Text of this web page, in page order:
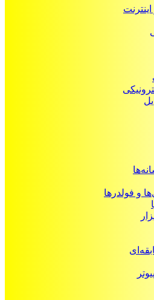
و فولدرها